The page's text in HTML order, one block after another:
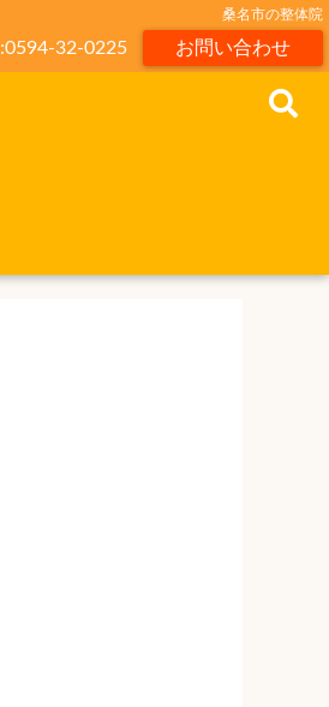
桑名市の整体院
お問い合わせ
:0594-32-0225